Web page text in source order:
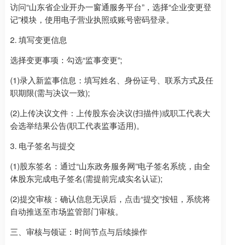
访问“山东省企业开办一窗通服务平台”，选择“企业变更登
记”模块，使用电子营业执照或账号密码登录。
2. 填写变更信息
选择变更事项：勾选“监事变更”;
(1)录入新监事信息：填写姓名、身份证号、联系方式及任
职期限(需与决议一致);
(2)上传决议文件：上传股东会决议(扫描件)或职工代表大
会选举结果公告(职工代表监事适用)。
3. 电子签名与提交
(1)股东签名：通过“山东政务服务网”电子签名系统，由全
体股东完成电子签名(需提前完成实名认证);
(2)提交审核：确认信息无误后，点击“提交”按钮，系统将
自动推送至市场监管部门审核。
三、审核与领证：时间节点与后续操作